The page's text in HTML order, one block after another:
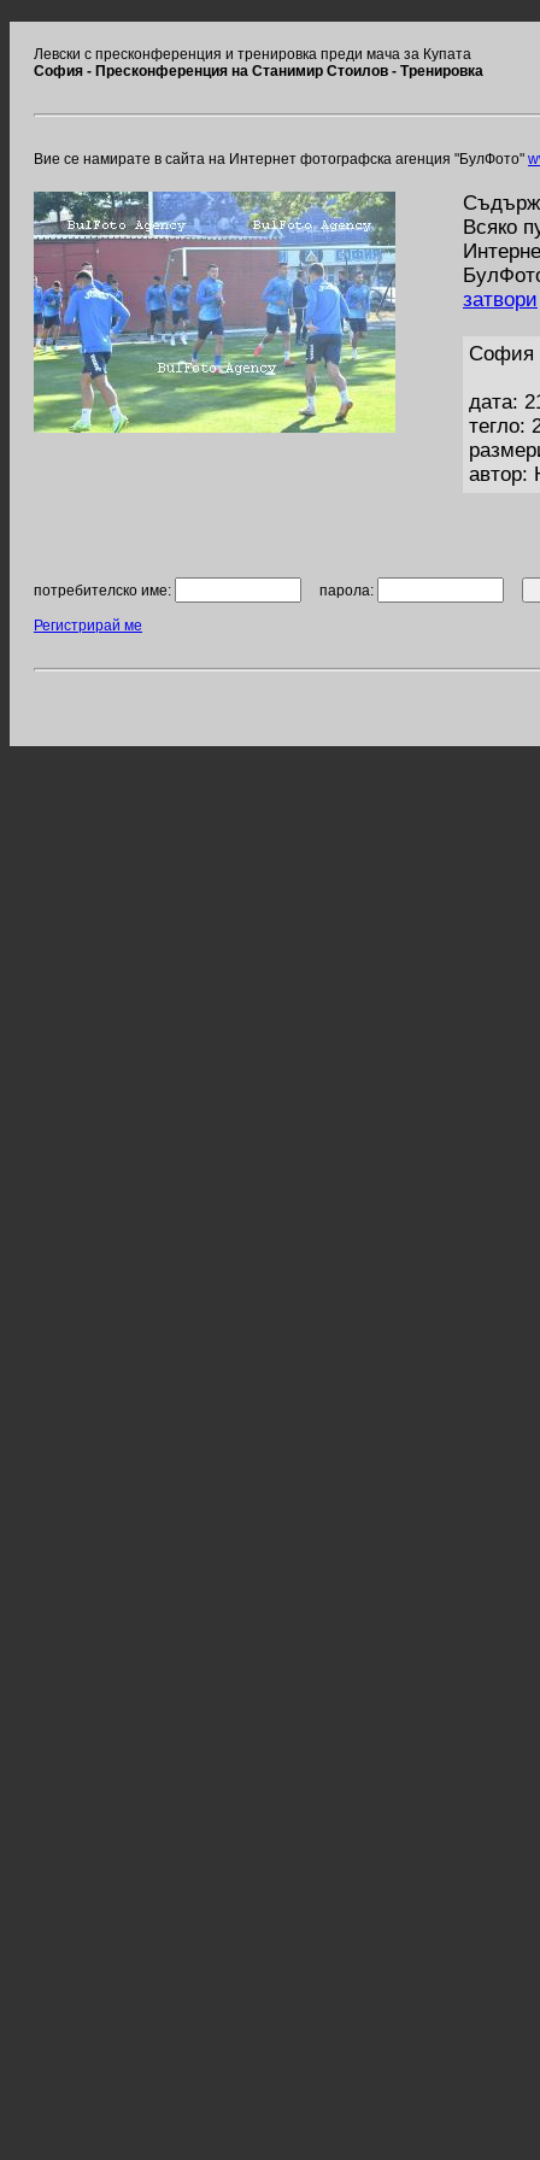
Левски с пресконференция и тренировка преди мача за Купата
София - Пресконференция на Станимир Стоилов - Тренировка
Вие се намирате в сайта на Интернет фотографска агенция "БулФото"
Всяко
затвори
София
дата:
тегло:
автор:
потребителско име: парола:
Регистрирай ме